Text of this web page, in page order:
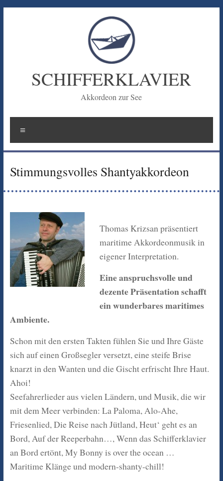
SCHIFFERKLAVIER
Akkordeon zur See
Stimmungsvolles Shantyakkordeon
Thomas Krizsan präsentiert
maritime Akkordeonmusik in
eigener Interpretation.
Eine anspruchsvolle und
dezente Präsentation schafft
ein wunderbares maritimes
Ambiente.
Schon mit den ersten Takten fühlen Sie und Ihre Gäste
sich auf einen Großsegler versetzt, eine steife Brise
knarzt in den Wanten und die Gischt erfrischt Ihre Haut.
Ahoi!
Seefahrerlieder aus vielen Ländern, und Musik, die wir
mit dem Meer verbinden: La Paloma, Alo-Ahe,
Friesenlied, Die Reise nach Jütland, Heut‘ geht es an
Bord, Auf der Reeperbahn…, Wenn das Schifferklavier
an Bord ertönt, My Bonny is over the ocean …
Maritime Klänge und modern-shanty-chill!